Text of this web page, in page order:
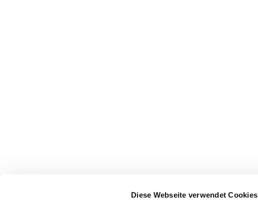
Diese Webseite verwendet Cookies